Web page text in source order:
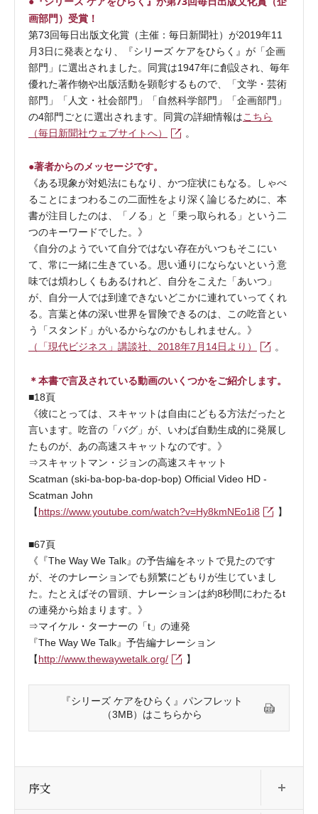
画部門）受賞！
第73回毎日出版文化賞（主催：毎日新聞社）が2019年11
月3日に発表となり、『シリーズ ケアをひらく』が「企画
部門」に選出されました。同賞は1947年に創設され、毎年
優れた著作物や出版活動を顕彰するもので、「文学・芸術
部門」「人文・社会部門」「自然科学部門」「企画部門」
の4部門ごとに選出されます。同賞の詳細情報はこちら
（毎日新聞社ウェブサイトへ）
。
●著者からのメッセージです。
《ある現象が対処法にもなり、かつ症状にもなる。しゃべ
ることにまつわるこの二面性をより深く論じるために、本
書が注目したのは、「ノる」と「乗っ取られる」という二
つのキーワードでした。》
《自分のようでいて自分ではない存在がいつもそこにい
て、常に一緒に生きている。思い通りにならないという意
味では煩わしくもあるけれど、自分をこえた「あいつ」
が、自分一人では到達できないどこかに連れていってくれ
る。言葉と体の深い世界を冒険できるのは、この吃音とい
う「スタンド」がいるからなのかもしれません。》
（「現代ビジネス」講談社、2018年7月14日より）
。
＊本書で言及されている動画のいくつかをご紹介します。
■18頁
《彼にとっては、スキャットは自由にどもる方法だったと
言います。吃音の「バグ」が、いわば自動生成的に発展し
たものが、あの高速スキャットなのです。》
⇒スキャットマン・ジョンの高速スキャット
Scatman (ski-ba-bop-ba-dop-bop) Official Video HD -
Scatman John
【https://www.youtube.com/watch?v=Hy8kmNEo1i8 】
■67頁
《『The Way We Talk』の予告編をネットで見たのです
が、そのナレーションでも頻繁にどもりが生じていまし
た。たとえばその冒頭、ナレーションは約8秒間にわたるt
の連発から始まります。》
⇒マイケル・ターナーの「t」の連発
『The Way We Talk』予告編ナレーション
【http://www.thewaywetalk.org/ 】
『シリーズ ケアをひらく』パンフレット
（3MB）はこちらから
序文